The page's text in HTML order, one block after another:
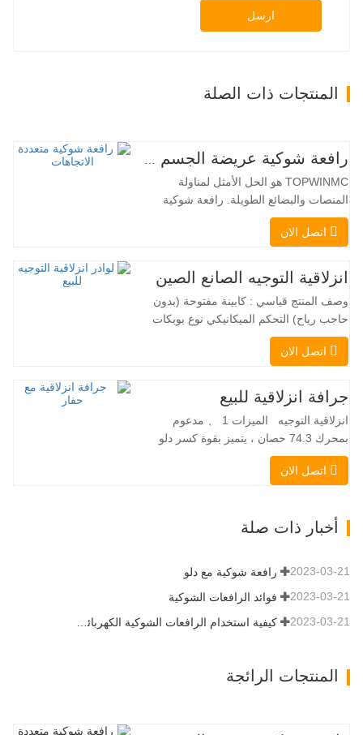
ارسل
المنتجات ذات الصلة
TOPWINMC هو الحل الأمثل لمناولة
المنصات والبضائع الطويلة. رافعة شوكية
ثنائية الاستخدام، تجمع بين مزايا الرافعة
الشوكية والرافعة الجانبية. محركها الكهربائي
بزاوية 360 درجة، يُمكّنان من تغيير الاتجاه
بسلاسة دون انقطاع في تدفق الحمولة، مما
يجعل TOPWINMC…
اتصل الان
انزلاقية التوجيه الصانع الصين
وصف المنتج قياسي : كابينة مفتوحة (بدون
حاجب رياح) التحكم الميكانيكي نوع بوبكات
عقبة ومقرنة سريعة ||| مضخة هيدروليكية
Danfoss الأمريكية محرك إيتون الأمريكي
التلقائي الفرامل الهيدروليكية دلو قياسي
اللودر الانزلاقي هو نوع من الآلات المناسبة
لموقع العمل الضيق…
اتصل الان
جرافة انزلاقية للبيع
انزلاقية التوجيه الميزات 1 、 مدعوم
بمحرك 74.3 حصان ، يتميز بقوة كسر دلو
عند 3350 كجم ، والأداء العالي والإنتاجية إلى
مجموعة متنوعة من الملحقات التي تتطلب
اتصل الان
أخبار ذات صلة
رافعة شوكية مع دلو 2023-03-21
فوائد الرافعات الشوكية 2023-03-21
كيفية استخدام الرافعات الشوكية الكهربائية بشكل صحيح 2023-03-21
المنتجات الرائجة